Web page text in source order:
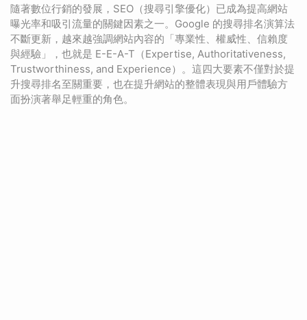
隨著數位行銷的發展，SEO（搜尋引擎優化）已成為提高網站
曝光率和吸引流量的關鍵因素之一。Google 的搜尋排名演算法
不斷更新，越來越強調網站內容的「專業性、權威性、信賴度
與經驗」，也就是 E-E-A-T（Expertise, Authoritativeness,
Trustworthiness, and Experience）。這四大要素不僅對於提
升搜尋排名至關重要，也在提升網站的整體表現與用戶體驗方
面扮演著舉足輕重的角色。